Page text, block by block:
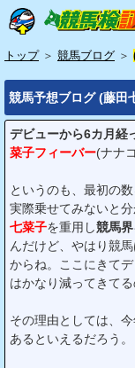
トップ ＞ 競馬ブログ ＞
競馬予想ブログ (藤田
デビューから6カ月経
菜子フィーバー(ナナ
というのも、最初の
実際乗せてみないと
七菜子を重用し競馬
んだけど、やはり競
からね。ここにきて
はかなり減ってきて
その理由としては、
あるといえるだろう。